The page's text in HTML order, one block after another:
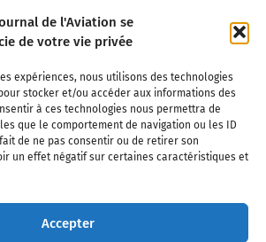
de l'Aviation se
de votre vie privée
expériences, nous utilisons des technologies
stocker et/ou accéder aux informations des
à ces technologies nous permettra de
que le comportement de navigation ou les ID
de ne pas consentir ou de retirer son
un effet négatif sur certaines caractéristiques et
Accepter
? Nous contacter
Partenaires
Politique de confidentialité Cookies
l'aviation commerciale, l'aviation d'affaires, les